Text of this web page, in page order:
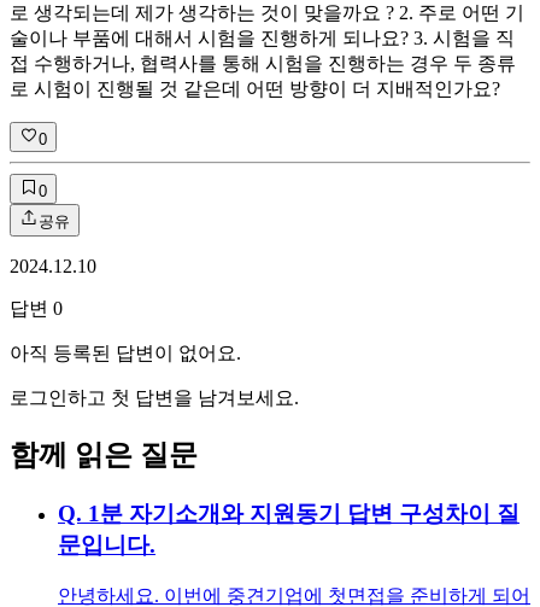
로 생각되는데 제가 생각하는 것이 맞을까요 ? 2. 주로 어떤 기
술이나 부품에 대해서 시험을 진행하게 되나요? 3. 시험을 직
접 수행하거나, 협력사를 통해 시험을 진행하는 경우 두 종류
로 시험이 진행될 것 같은데 어떤 방향이 더 지배적인가요?
0
0
공유
2024.12.10
답변 0
아직 등록된 답변이 없어요.
로그인하고 첫 답변을 남겨보세요.
함께 읽은 질문
Q. 1분 자기소개와 지원동기 답변 구성차이 질
문입니다.
안녕하세요. 이번에 중견기업에 첫면접을 준비하게 되어